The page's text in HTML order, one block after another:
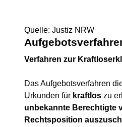
Quelle: Justiz NRW
Verfahren zur
Das Aufgebotsverfahren
Urkunden für kraftlos zu
unbekannte Berechtigte
Rechtsposition